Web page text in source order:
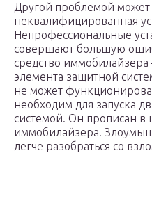
Другой проблемой может
неквалифицированная
Непрофессиональные
совершают большую
средство иммобилайзера
элемента защитной
не может
необходим для запуска
системой. Он прописан в
иммобилайзера.
легче разобраться со